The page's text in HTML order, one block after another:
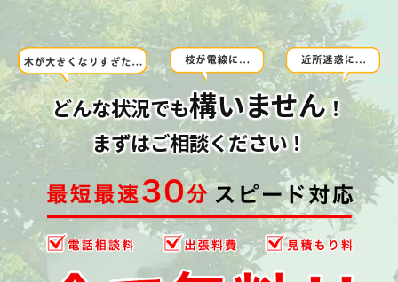
どんな状況でも構いません！
まずはご相談ください！